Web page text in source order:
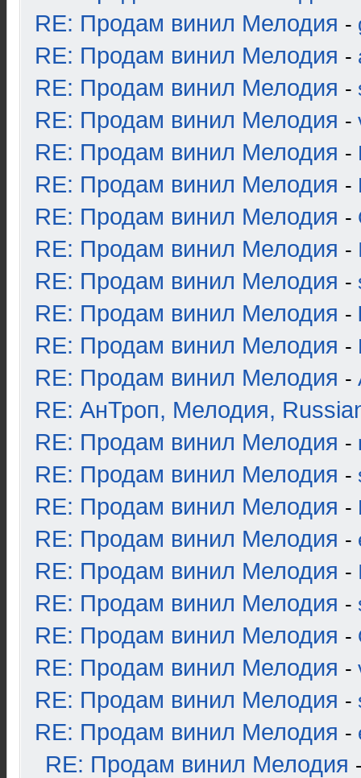
RE: Продам винил Мелодия -
RE: Продам винил Мелодия -
RE: Продам винил Мелодия -
RE: Продам винил Мелодия -
RE: Продам винил Мелодия -
RE: Продам винил Мелодия -
RE: Продам винил Мелодия -
RE: Продам винил Мелодия -
RE: Продам винил Мелодия -
RE: Продам винил Мелодия -
RE: Продам винил Мелодия -
RE: Продам винил Мелодия -
RE: АнТроп, Мелодия,
RE: Продам винил Мелодия -
RE: Продам винил Мелодия -
RE: Продам винил Мелодия -
RE: Продам винил Мелодия -
RE: Продам винил Мелодия -
RE: Продам винил Мелодия -
RE: Продам винил Мелодия -
RE: Продам винил Мелодия -
RE: Продам винил Мелодия -
RE: Продам винил Мелодия -
RE: Продам винил Мелодия